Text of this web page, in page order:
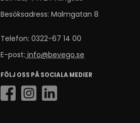
Besöksadress: Malmgatan 8
Telefon: 0322-67 14 00
E-post: info@bevego.se
FÖLJ OSS PÅ SOCIALA MEDIER